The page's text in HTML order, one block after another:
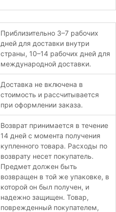
Приблизительно 3–7 рабочих
дней для доставки внутри
страны, 10–14 рабочих дней для
международной доставки.
Доставка не включена в
стоимость и рассчитывается
при оформлении заказа.
Возврат принимается в течение
14 дней с момента получения
купленного товара. Расходы по
возврату несет покупатель.
Предмет должен быть
возвращен в той же упаковке, в
которой он был получен, и
надежно защищен. Товар,
поврежденный покупателем,